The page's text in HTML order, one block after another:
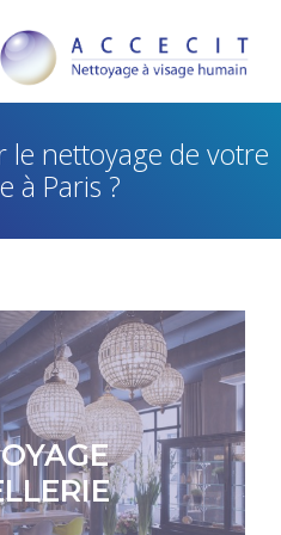
nettoyage de votre
à Paris ?